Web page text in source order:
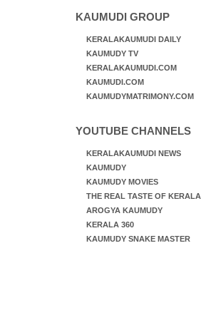
KAUMUDI GROUP
KERALAKAUMUDI DAILY
KAUMUDY TV
KERALAKAUMUDI.COM
KAUMUDI.COM
KAUMUDYMATRIMONY.COM
YOUTUBE CHANNELS
KERALAKAUMUDI NEWS
KAUMUDY
KAUMUDY MOVIES
THE REAL TASTE OF KERALA
AROGYA KAUMUDY
KERALA 360
KAUMUDY SNAKE MASTER